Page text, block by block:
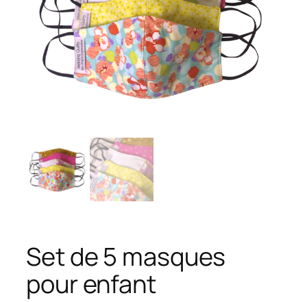
Set de 5 masques
pour enfant